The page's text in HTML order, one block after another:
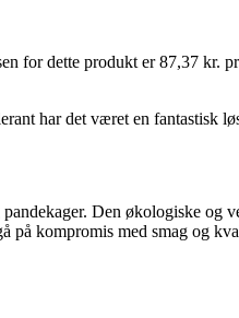
for dette produkt er 87,37
har det været en fantastisk
Den økologiske
på kompromis med smag og